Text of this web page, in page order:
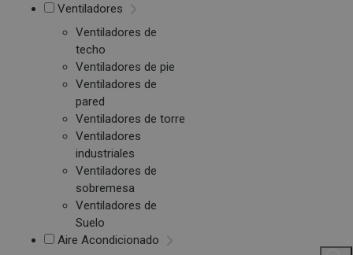
Ventiladores
Ventiladores de
techo
Ventiladores de pie
Ventiladores de
pared
Ventiladores de torre
Ventiladores
industriales
Ventiladores de
sobremesa
Ventiladores de
Suelo
Aire Acondicionado